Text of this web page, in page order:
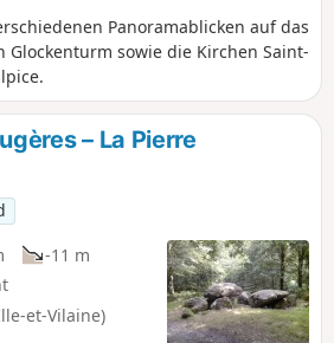
Panoramablicken auf das
Glockenturm sowie die Kirchen Saint-
– La Pierre
-11 m
et-Vilaine)